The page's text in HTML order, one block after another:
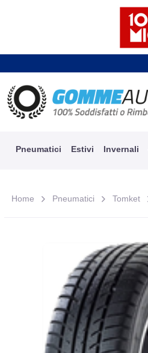
Pneumatici Estivi Invernali
Home Pneumatici Tomket